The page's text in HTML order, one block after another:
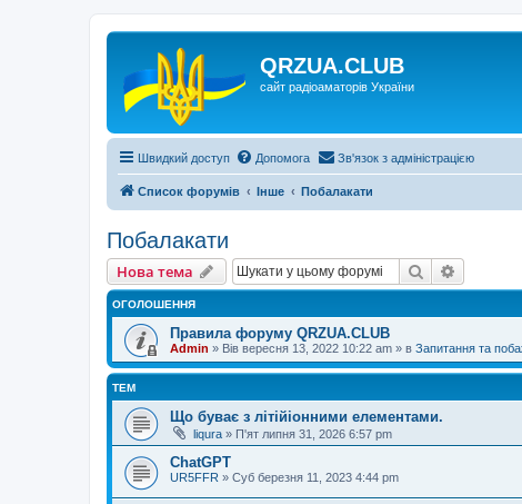
QRZUA.CLUB
сайт радіоаматорів України
Швидкий доступ Допомога Зв'язок з адміністрацією
Список форумів Інше Побалакати
Побалакати
Нова тема Пошук
ОГОЛОШЕННЯ
Правила форуму QRZUA.CLUB
Admin » Вів вересня 13, 2022 10:22 am » в Запитання та
ТЕМ
Що буває з літійіонними елементами.
liqura » П'ят липня 31, 2026 6:57 pm
ChatGPT
UR5FFR » Суб березня 11, 2023 4:44 pm